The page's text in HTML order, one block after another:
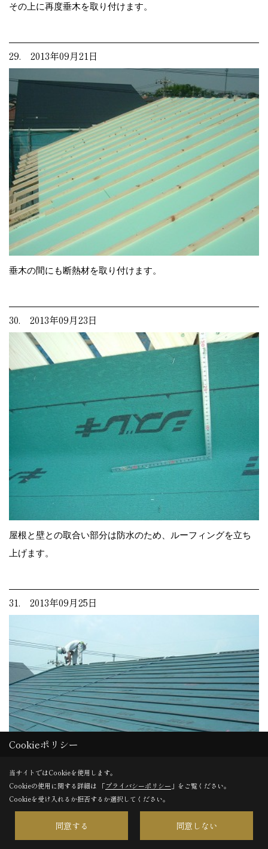
その上に再度垂木を取り付けます。
29. 2013年09月21日
垂木の間にも断熱材を取り付けます。
30. 2013年09月23日
屋根と壁との取合い部分は防水のため、ルーフィングを立ち
上げます。
31. 2013年09月25日
Cookieポリシー
当サイトではCookieを使用します。
Cookieの使用に関する詳細は 「プライバシーポリシー 」をご覧ください。
Cookieを受け入れるか拒否するか選択してください。
同意する 同意しない